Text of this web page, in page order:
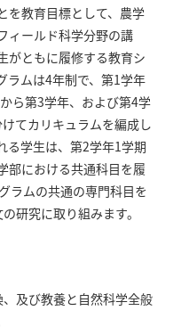
を教育目標として、農学
ィールド科学分野の講
がともに履修する教育シ
ラムは4年制で、第1学年
ら第3学年、および第4学
てカリキュラムを編成し
る学生は、第2学年1学期
部における共通科目を履
ラムの共通の専門科目を
研究に取り組みます。
及び教養と自然科学全般